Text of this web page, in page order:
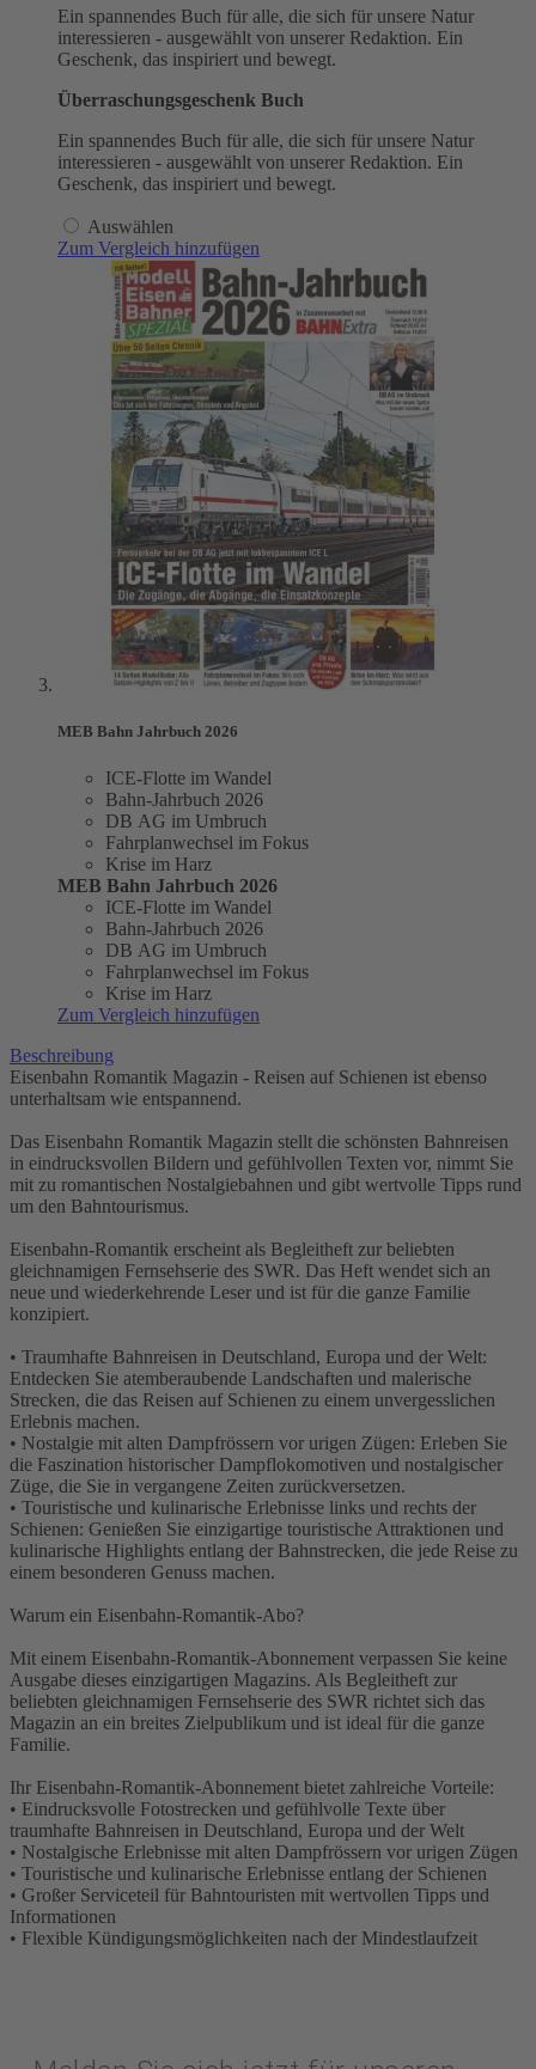
Ein spannendes Buch für alle, die sich für unsere Natur
interessieren - ausgewählt von unserer Redaktion. Ein
Geschenk, das inspiriert und bewegt.
Überraschungsgeschenk Buch
Ein spannendes Buch für alle, die sich für unsere Natur
interessieren - ausgewählt von unserer Redaktion. Ein
Geschenk, das inspiriert und bewegt.
Auswählen
Zum Vergleich hinzufügen
MEB Bahn Jahrbuch 2026
ICE-Flotte im Wandel
Bahn-Jahrbuch 2026
DB AG im Umbruch
Fahrplanwechsel im Fokus
Krise im Harz
MEB Bahn Jahrbuch 2026
ICE-Flotte im Wandel
Bahn-Jahrbuch 2026
DB AG im Umbruch
Fahrplanwechsel im Fokus
Krise im Harz
Zum Vergleich hinzufügen
Beschreibung
Eisenbahn Romantik Magazin - Reisen auf Schienen ist ebenso
unterhaltsam wie entspannend.
Das Eisenbahn Romantik Magazin stellt die schönsten Bahnreisen
in eindrucksvollen Bildern und gefühlvollen Texten vor, nimmt Sie
mit zu romantischen Nostalgiebahnen und gibt wertvolle Tipps rund
um den Bahntourismus.
Eisenbahn-Romantik erscheint als Begleitheft zur beliebten
gleichnamigen Fernsehserie des SWR. Das Heft wendet sich an
neue und wiederkehrende Leser und ist für die ganze Familie
konzipiert.
• Traumhafte Bahnreisen in Deutschland, Europa und der Welt:
Entdecken Sie atemberaubende Landschaften und malerische
Strecken, die das Reisen auf Schienen zu einem unvergesslichen
Erlebnis machen.
• Nostalgie mit alten Dampfrössern vor urigen Zügen: Erleben Sie
die Faszination historischer Dampflokomotiven und nostalgischer
Züge, die Sie in vergangene Zeiten zurückversetzen.
• Touristische und kulinarische Erlebnisse links und rechts der
Schienen: Genießen Sie einzigartige touristische Attraktionen und
kulinarische Highlights entlang der Bahnstrecken, die jede Reise zu
einem besonderen Genuss machen.
Warum ein Eisenbahn-Romantik-Abo?
Mit einem Eisenbahn-Romantik-Abonnement verpassen Sie keine
Ausgabe dieses einzigartigen Magazins. Als Begleitheft zur
beliebten gleichnamigen Fernsehserie des SWR richtet sich das
Magazin an ein breites Zielpublikum und ist ideal für die ganze
Familie.
Ihr Eisenbahn-Romantik-Abonnement bietet zahlreiche Vorteile:
• Eindrucksvolle Fotostrecken und gefühlvolle Texte über
traumhafte Bahnreisen in Deutschland, Europa und der Welt
• Nostalgische Erlebnisse mit alten Dampfrössern vor urigen Zügen
• Touristische und kulinarische Erlebnisse entlang der Schienen
• Großer Serviceteil für Bahntouristen mit wertvollen Tipps und
Informationen
• Flexible Kündigungsmöglichkeiten nach der Mindestlaufzeit